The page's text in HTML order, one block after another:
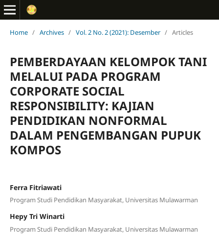
Home / Archives / Vol. 2 No. 2 (2021): Desember / Articles
PEMBERDAYAAN KELOMPOK TANI
MELALUI PADA PROGRAM
CORPORATE SOCIAL
RESPONSIBILITY: KAJIAN
PENDIDIKAN NONFORMAL
DALAM PENGEMBANGAN PUPUK
KOMPOS
Ferra Fitriawati
Program Studi Pendidikan Masyarakat, Universitas Mulawarman
Hepy Tri Winarti
Program Studi Pendidikan Masyarakat, Universitas Mulawarman